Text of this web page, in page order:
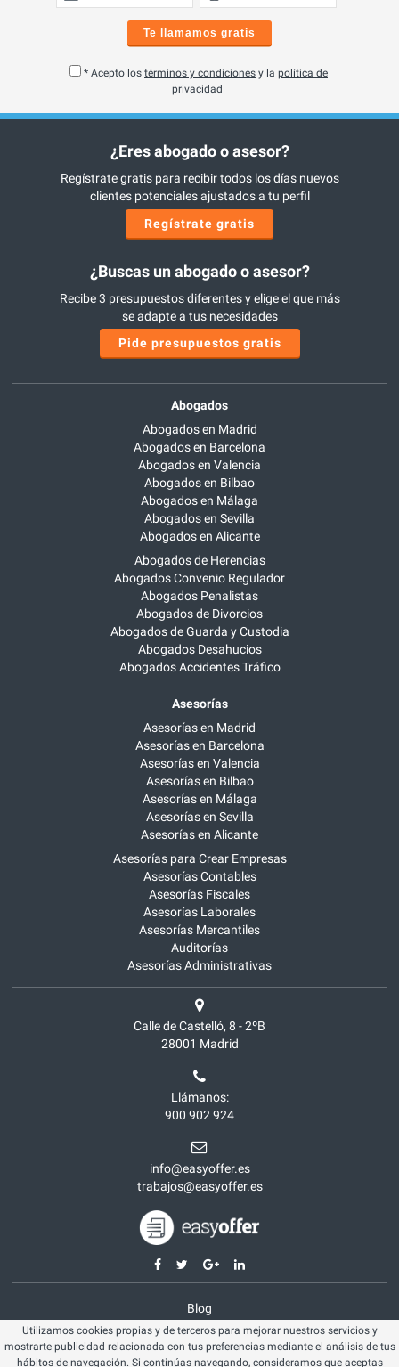
Te llamamos gratis
* Acepto los términos y condiciones y la política de
privacidad
¿Eres abogado o asesor?
Regístrate gratis para recibir todos los días nuevos
clientes potenciales ajustados a tu perfil
Regístrate gratis
¿Buscas un abogado o asesor?
Recibe 3 presupuestos diferentes y elige el que más
se adapte a tus necesidades
Pide presupuestos gratis
Abogados
Abogados en Madrid
Abogados en Barcelona
Abogados en Valencia
Abogados en Bilbao
Abogados en Málaga
Abogados en Sevilla
Abogados en Alicante
Abogados de Herencias
Abogados Convenio Regulador
Abogados Penalistas
Abogados de Divorcios
Abogados de Guarda y Custodia
Abogados Desahucios
Abogados Accidentes Tráfico
Asesorías
Asesorías en Madrid
Asesorías en Barcelona
Asesorías en Valencia
Asesorías en Bilbao
Asesorías en Málaga
Asesorías en Sevilla
Asesorías en Alicante
Asesorías para Crear Empresas
Asesorías Contables
Asesorías Fiscales
Asesorías Laborales
Asesorías Mercantiles
Auditorías
Asesorías Administrativas
Calle de Castelló, 8 - 2ºB
28001 Madrid
Llámanos:
900 902 924
info@easyoffer.es
trabajos@easyoffer.es
Blog
Opiniones
Aviso legal
Utilizamos cookies propias y de terceros para mejorar nuestros servicios y
mostrarte publicidad relacionada con tus preferencias mediante el análisis de tus
hábitos de navegación. Si continúas navegando, consideramos que aceptas